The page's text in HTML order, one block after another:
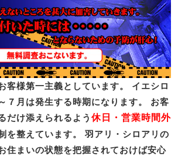
客様第一主義としています。 イエシロ
７月は発生する時期になります。 お客
だけ添えられるよう 休日・営業時間外
を整えています。 羽アリ・シロアリの
住まいの状態を把握されておけば安心